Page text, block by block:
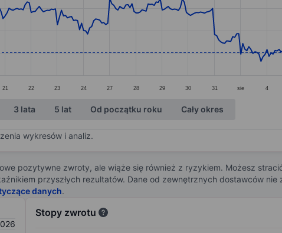
to 29.44.
21 22 23 24 27 28 29 30 31 sie 4
3 lata 5 lat Od początku roku Cały okres
wykresów i analiz.
pozytywne zwroty, ale wiąże się również z ryzykiem. Możesz
przyszłych rezultatów. Dane od zewnętrznych dostawców nie
danych.
Stopy zwrotu